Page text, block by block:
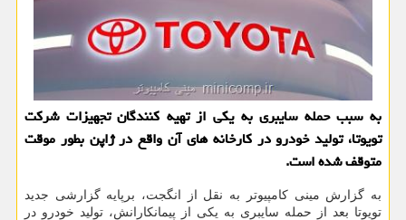
به سبب حمله سایبری به یکی از تهیه کنندگان تجهیزات شرکت
تویوتا، تولید خودرو در کارخانه های آن واقع در ژاپن بطور موقت
متوقف شده است.
به گزارش مینی کامپیوتر به نقل از انگجت، برپایه گزارشی جدید
تویوتا بعد از حمله سایبری به یکی از پیمانکارانش، تولید خودرو در